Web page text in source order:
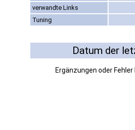
verwandte Links
Tuning
Datum der
Ergänzungen oder